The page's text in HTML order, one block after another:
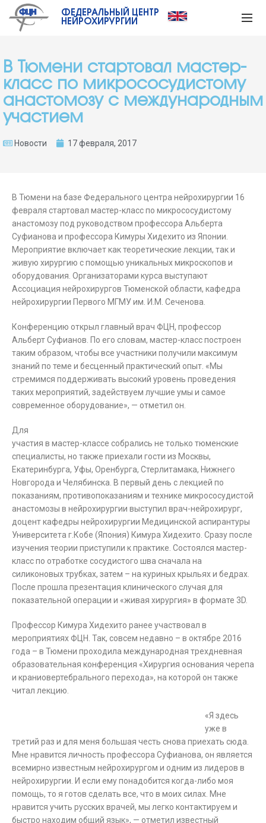
ФЕДЕРАЛЬНЫЙ ЦЕНТР
НЕЙРОХИРУРГИИ
В Тюмени стартовал мастер-
класс по микрососудистому
анастомозу с международным
участием
Новости 17 февраля, 2017
В Тюмени на базе Федерального центра нейрохирургии 16
февраля стартовал мастер-класс по микрососудистому
анастомозу под руководством профессора Альберта
Суфианова и профессора Кимуры Хидехито из Японии.
Мероприятие включает как теоретические лекции, так и
живую хирургию с помощью уникальных микроскопов и
оборудования. Организаторами курса выступают
Ассоциация нейрохирургов Тюменской области, кафедра
нейрохирургии Первого МГМУ им. И.М. Сеченова.
Конференцию открыл главный врач ФЦН, профессор
Альберт Суфианов. По его словам, мастер-класс построен
таким образом, чтобы все участники получили максимум
знаний по теме и бесценный практический опыт. «Мы
стремимся поддерживать высокий уровень проведения
таких мероприятий, задействуем лучшие умы и самое
современное оборудование», — отметил он.
Для
участия в мастер-классе собрались не только тюменские
специалисты, но также приехали гости из Москвы,
Екатеринбурга, Уфы, Оренбурга, Стерлитамака, Нижнего
Новгорода и Челябинска. В первый день с лекцией по
показаниям, противопоказаниям и технике микрососудистой
анастомозы в нейрохирургии выступил врач-нейрохирург,
доцент кафедры нейрохирургии Медицинской аспирантуры
Университета г.Кобе (Япония) Кимура Хидехито. Сразу после
изучения теории приступили к практике. Состоялся мастер-
класс по отработке сосудистого шва сначала на
силиконовых трубках, затем – на куриных крыльях и бедрах.
После прошла презентация клинического случая для
показательной операции и «живая хирургия» в формате 3D.
Профессор Кимура Хидехито ранее участвовал в
мероприятиях ФЦН. Так, совсем недавно – в октябре 2016
года – в Тюмени проходила международная трехдневная
образовательная конференция «Хирургия основания черепа
и краниовертебрального перехода», на которой он также
читал лекцию.
«Я здесь
уже в
третий раз и для меня большая честь снова приехать сюда.
Мне нравится личность профессора Суфианова, он является
всемирно известным нейрохирургом и одним из лидеров в
нейрохирургии. И если ему понадобится когда-либо моя
помощь, то я готов сделать все, что в моих силах. Мне
нравится учить русских врачей, мы легко контактируем и
быстро находим общий язык», — отметил известный